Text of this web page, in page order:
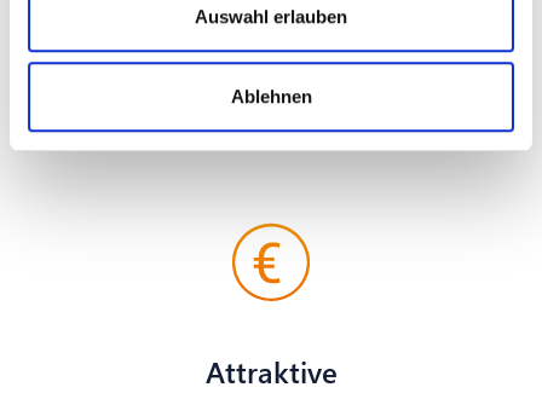
Auswahl erlauben
Ablehnen
Wir unterstützen ihre Gesundheit mit
verschiedenen Angeboten des BGM und
unseres arbeitsmedizinischen Dienstes.
Attraktive